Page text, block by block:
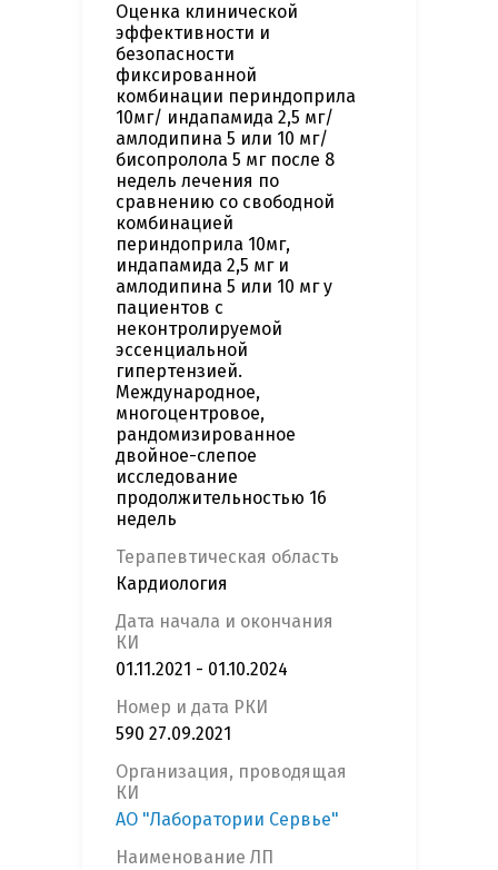
Оценка клинической
эффективности и
безопасности
фиксированной
комбинации периндоприла
10мг/ индапамида 2,5 мг/
амлодипина 5 или 10 мг/
бисопролола 5 мг после 8
недель лечения по
сравнению со свободной
комбинацией
периндоприла 10мг,
индапамида 2,5 мг и
амлодипина 5 или 10 мг у
пациентов с
неконтролируемой
эссенциальной
гипертензией.
Международное,
многоцентровое,
рандомизированное
двойное-слепое
исследование
продолжительностью 16
недель
Терапевтическая область
Кардиология
Дата начала и окончания
КИ
01.11.2021 - 01.10.2024
Номер и дата РКИ
590 27.09.2021
Организация, проводящая
КИ
АО "Лаборатории Сервье"
Наименование ЛП